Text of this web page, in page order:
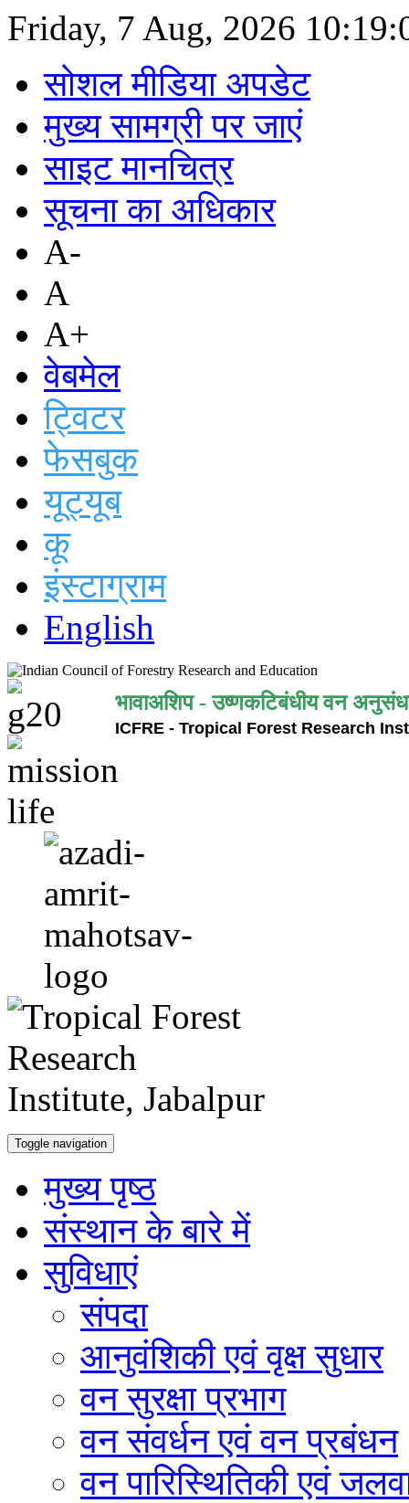
Friday, 7 Aug, 2026
सोशल मीडिया अपडेट
मुख्य सामग्री पर जाएं
साइट मानचित्र
सूचना का अधिकार
A-
A
A+
वेबमेल
ट्विटर
फेसबुक
यूट्यूब
कू
इंस्टाग्राम
English
भावाअशिप - उष्णकटिबंधीय वन
ICFRE - Tropical Forest Research
Toggle navigation
मुख्य पृष्ठ
संस्थान के बारे में
सुविधाएं
संपदा
आनुवंशिकी एवं वृक्ष सुधार
वन सुरक्षा प्रभाग
वन संवर्धन एवं वन प्रबंधन
वन पारिस्थितिकी एवं